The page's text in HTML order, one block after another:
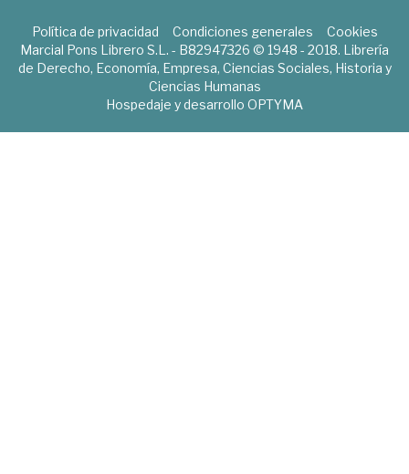
Política de privacidad Condiciones generales
Cookies
Marcial Pons Librero S.L. - B82947326 © 1948 - 2018. Librería
de Derecho, Economía, Empresa, Ciencias Sociales, Historia y
Ciencias Humanas
Hospedaje y desarrollo OPTYMA